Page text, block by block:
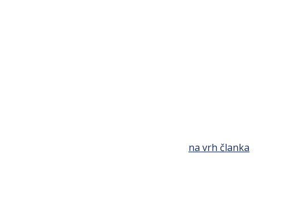
na vrh članka